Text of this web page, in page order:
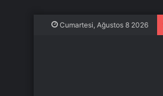
Cumartesi, Ağustos 8 2026